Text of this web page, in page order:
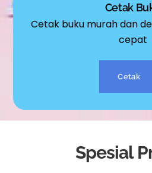
Cetak
Cetak buku murah dan
cepat
Cetak
Spesial